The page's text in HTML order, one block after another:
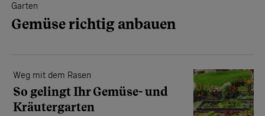
Garten
Gemüse richtig anbauen
Weg mit dem Rasen
So gelingt Ihr Gemüse- und
Kräutergarten